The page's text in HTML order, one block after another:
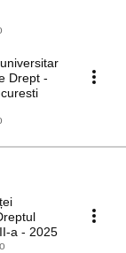
a - 2025